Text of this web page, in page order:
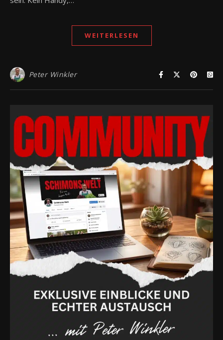
WEITERLESEN
Peter Winkler